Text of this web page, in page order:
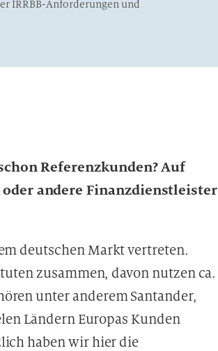
IRRBB-Anforderungen und
Referenzkunden? Auf
andere Finanzdienstleister
deutschen Markt vertreten.
zusammen, davon nutzen ca.
unter anderem Santander,
Ländern Europas Kunden
haben wir hier die